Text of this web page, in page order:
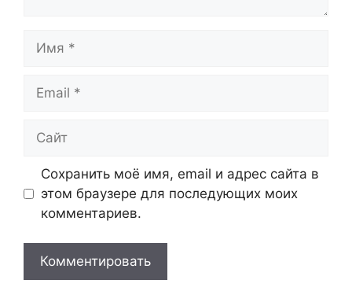
Сохранить моё имя, email и адрес сайта в
этом браузере для последующих моих
комментариев.